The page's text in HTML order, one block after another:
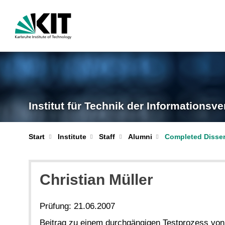
Institut für Technik der
Start Institute Staff Alumni Completed
Christian Müller
Prüfung: 21.06.2007
Beitrag zu einem durchgängigen Testprozess